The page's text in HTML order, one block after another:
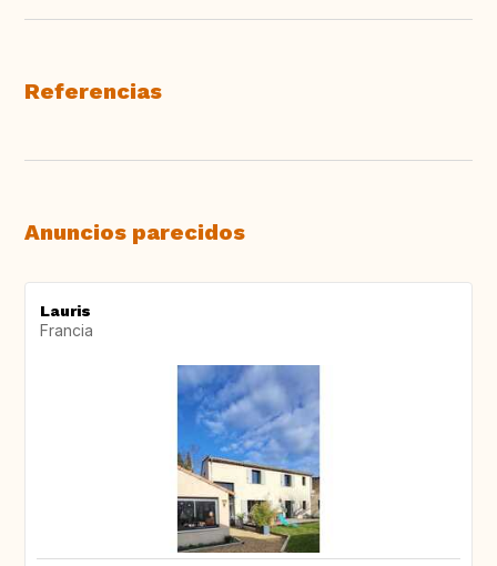
Referencias
Anuncios parecidos
Lauris
Francia